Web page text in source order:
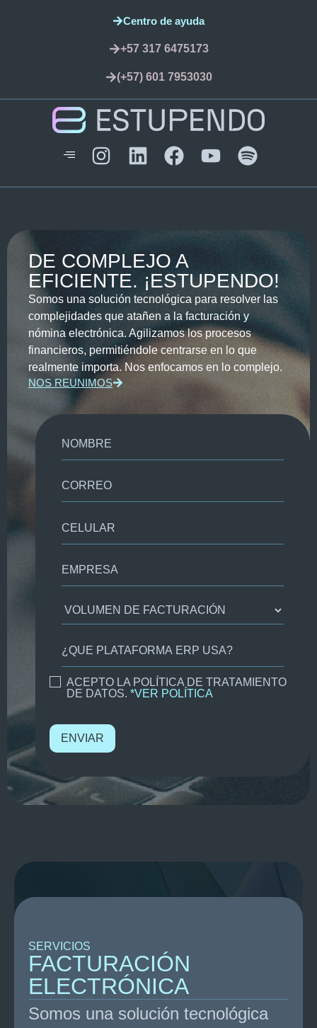
Centro de ayuda
+57 317 6475173
(+57) 601 7953030
DE COMPLEJO A
EFICIENTE. ¡ESTUPENDO!
Somos una solución tecnológica para resolver las
complejidades que atañen a la facturación y
nómina electrónica. Agilizamos los procesos
financieros, permitiéndole centrarse en lo que
realmente importa. Nos enfocamos en lo complejo.
NOS REUNIMOS
ACEPTO LA POLÍTICA DE TRATAMIENTO
DE DATOS. *VER POLÍTICA
SERVICIOS
FACTURACIÓN
ELECTRÓNICA
Somos una solución tecnológica